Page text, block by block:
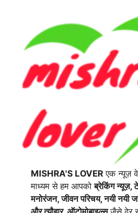
MISHRA'S LOVER एक न्यूज़
माध्यम से हम आपकोब्रेकिंग न्यूज़,
मनोरंजन, जीवन परिचय, नयी नयी